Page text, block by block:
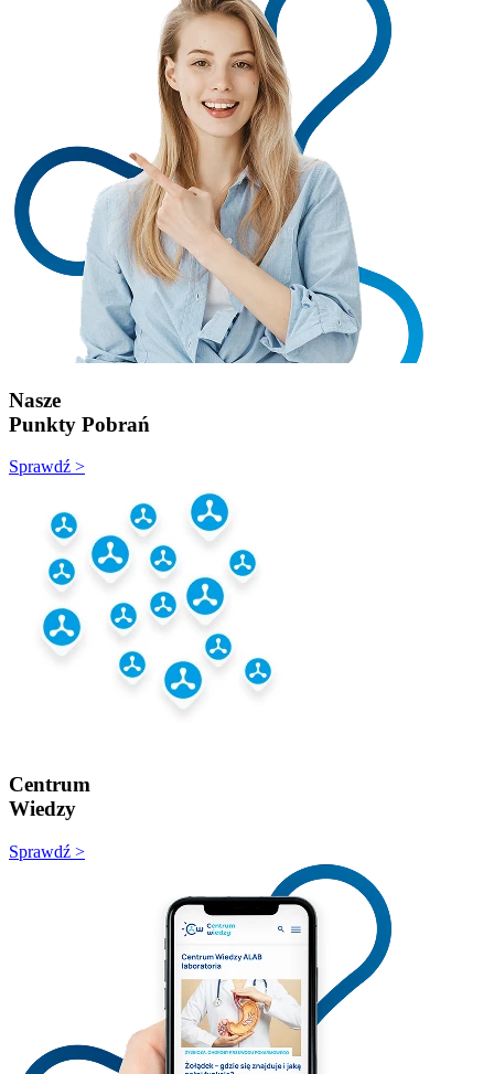
Nasze
Punkty Pobrań
Sprawdź >
Centrum
Wiedzy
Sprawdź >